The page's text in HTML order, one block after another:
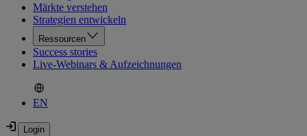
Märkte verstehen
Strategien entwickeln
Ressourcen
Success stories
Live-Webinars & Aufzeichnungen
EN